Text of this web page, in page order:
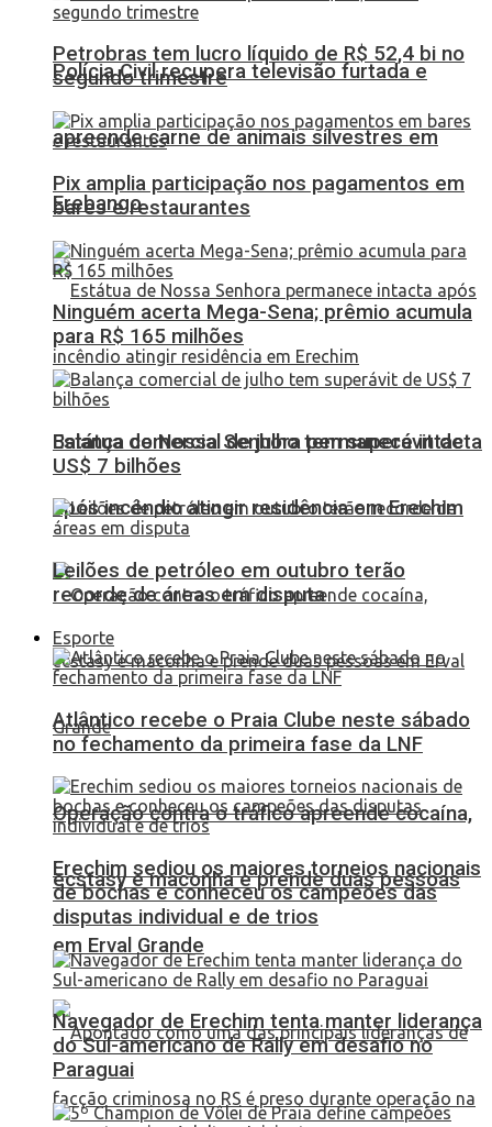
Polícia Civil recupera televisão furtada e
apreende carne de animais silvestres em
Erebango
Estátua de Nossa Senhora permanece intacta
após incêndio atingir residência em Erechim
Operação contra o tráfico apreende cocaína,
ecstasy e maconha e prende duas pessoas
em Erval Grande
Petrobras tem lucro líquido de R$ 52,4 bi no
segundo trimestre
Pix amplia participação nos pagamentos em
bares e restaurantes
Ninguém acerta Mega-Sena; prêmio acumula
para R$ 165 milhões
Balança comercial de julho tem superávit de
US$ 7 bilhões
Leilões de petróleo em outubro terão
recorde de áreas em disputa
Esporte
Atlântico recebe o Praia Clube neste sábado
no fechamento da primeira fase da LNF
Erechim sediou os maiores torneios nacionais
de bochas e conheceu os campeões das
disputas individual e de trios
Navegador de Erechim tenta manter liderança
do Sul-americano de Rally em desafio no
Paraguai